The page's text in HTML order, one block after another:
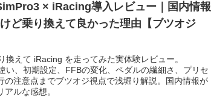
× iRacing導入レビュー｜国内情報
ど乗り換えて良かった理由【ブツオジ
換えて iRacing を走ってみた実体験レビュー。
い、初期設定、FFBの変化、ペダルの繊細さ、プリセ
の注意点までブツオジ視点で浅堀り解説。国内情報が
アルな感想。